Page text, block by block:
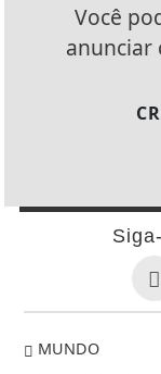
Você
anunciar
MUNDO